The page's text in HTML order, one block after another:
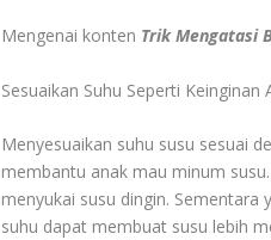
Mengenai konten Trik Mengatasi
Sesuaikan Suhu Seperti Keinginan
Menyesuaikan suhu susu sesuai
membantu anak mau minum
menyukai susu dingin. Sementara
suhu dapat membuat susu lebih